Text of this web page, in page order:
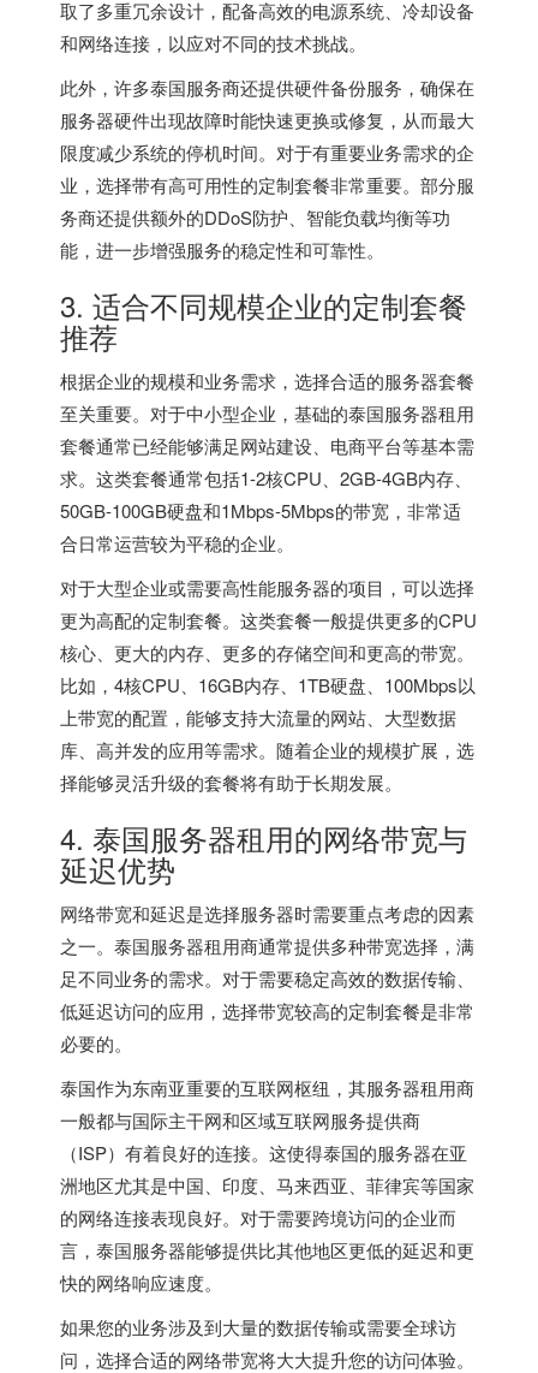
取了多重冗余设计，配备高效的电源系统、冷却设备
和网络连接，以应对不同的技术挑战。
此外，许多泰国服务商还提供硬件备份服务，确保在
服务器硬件出现故障时能快速更换或修复，从而最大
限度减少系统的停机时间。对于有重要业务需求的企
业，选择带有高可用性的定制套餐非常重要。部分服
务商还提供额外的DDoS防护、智能负载均衡等功
能，进一步增强服务的稳定性和可靠性。
3. 适合不同规模企业的定制套餐
推荐
根据企业的规模和业务需求，选择合适的服务器套餐
至关重要。对于中小型企业，基础的泰国服务器租用
套餐通常已经能够满足网站建设、电商平台等基本需
求。这类套餐通常包括1-2核CPU、2GB-4GB内存、
50GB-100GB硬盘和1Mbps-5Mbps的带宽，非常适
合日常运营较为平稳的企业。
对于大型企业或需要高性能服务器的项目，可以选择
更为高配的定制套餐。这类套餐一般提供更多的CPU
核心、更大的内存、更多的存储空间和更高的带宽。
比如，4核CPU、16GB内存、1TB硬盘、100Mbps以
上带宽的配置，能够支持大流量的网站、大型数据
库、高并发的应用等需求。随着企业的规模扩展，选
择能够灵活升级的套餐将有助于长期发展。
4. 泰国服务器租用的网络带宽与
延迟优势
网络带宽和延迟是选择服务器时需要重点考虑的因素
之一。 泰国服务器租用商通常提供多种带宽选择，满
足不同业务的需求。对于需要稳定高效的数据传输、
低延迟访问的应用，选择带宽较高的定制套餐是非常
必要的。
泰国作为东南亚重要的互联网枢纽，其服务器租用商
一般都与国际主干网和区域互联网服务提供商
（ISP）有着良好的连接。这使得泰国的服务器在亚
洲地区尤其是中国、印度、马来西亚、菲律宾等国家
的网络连接表现良好。对于需要跨境访问的企业而
言，泰国服务器能够提供比其他地区更低的延迟和更
快的网络响应速度。
如果您的业务涉及到大量的数据传输或需要全球访
问，选择合适的网络带宽将大大提升您的访问体验。